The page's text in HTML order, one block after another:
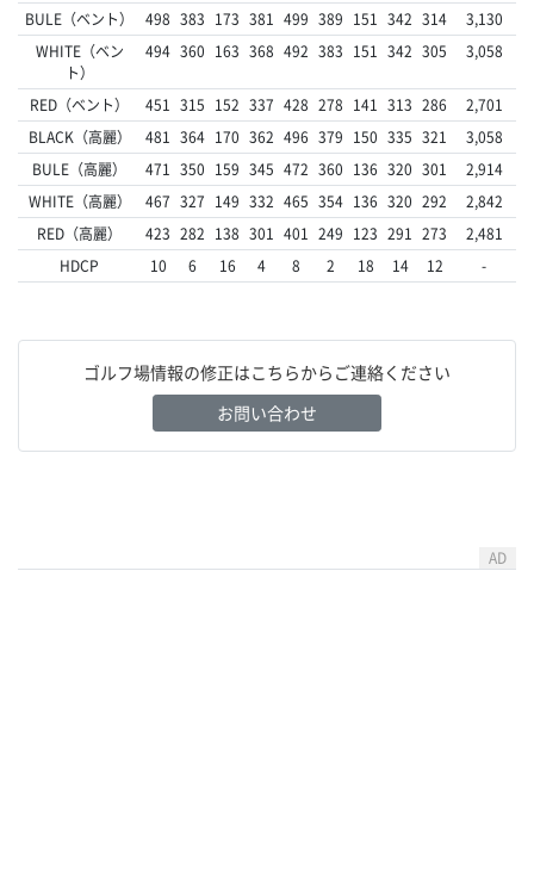
BULE（ベント） 498 383 173 381 499 389 151 342 314
3,130
WHITE（ベン
ト）
494 360 163 368 492 383 151 342 305 3,058
RED（ベント） 451 315 152 337 428 278 141 313 286
2,701
BLACK（高麗）
481 364 170 362 496 379 150 335 321
3,058
BULE（高麗）
471 350 159 345 472 360 136 320 301
2,914
WHITE（高麗）
467 327 149 332 465 354 136 320 292
2,842
RED（高麗）
423 282 138 301 401 249 123 291 273
2,481
HDCP
10 6 16 4 8 2 18 14 12 -
ゴルフ場情報の修正はこちらからご連絡ください
お問い合わせ
AD